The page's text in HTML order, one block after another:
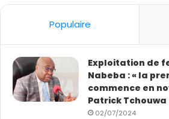
Populaire
Exploitation de
Nabeba : « la
commence en
Patrick Tchouwa
02/07/2024